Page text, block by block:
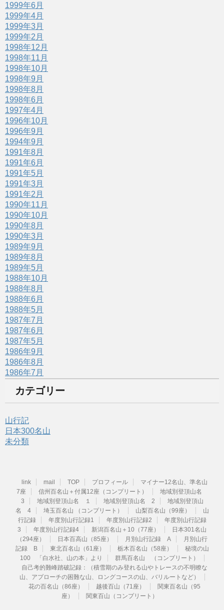
1999年6月
1999年4月
1999年3月
1999年2月
1998年12月
1998年11月
1998年10月
1998年9月
1998年8月
1998年6月
1997年4月
1996年10月
1996年9月
1994年9月
1991年8月
1991年6月
1991年5月
1991年3月
1991年2月
1990年11月
1990年10月
1990年8月
1990年3月
1989年9月
1989年8月
1989年5月
1988年10月
1988年8月
1988年6月
1988年5月
1987年7月
1987年6月
1987年5月
1986年9月
1986年8月
1986年7月
カテゴリー
山行記
日本300名山
未分類
link mail TOP プロフィール
マイナー12名山、準名山
7座
信州百名山＋付属12座（コンプリート）
地域別登頂山名
3
地域別登頂山名 １ 地域別登頂山名 2
地域別登頂山
名 4
埼玉百名山 （コンプリート） 山梨百名山（99座）
山
行記録
年度別山行記録1 年度別山行記録2
年度別山行記録
3
年度別山行記録4 新潟百名山＋10（77座）
日本301名山
（294座）
日本百高山（85座） 月別山行記録 A
月別山行
記録 B
東北百名山（61座） 栃木百名山（58座）
秘境の山
100 「白水社、山の本」より
群馬百名山 （コンプリート）
自己考的難峰踏破記録：（積雪期のみ登れる山やトレースの不明瞭な
山、アプローチの困難な山、ロングコースの山、バリルートなど）
花の百名山（86座）
越後百山（71座）
関東百名山（95
座）
関東百山（コンプリート）